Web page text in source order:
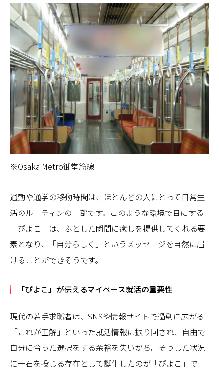
※Osaka Metro御堂筋線
通勤や通学の移動時間は、ほとんどの人にとって日常生
活のルーティンの一部です。このような環境で目にする
「ぴよこ」は、ふとした瞬間に癒しを提供してくれる要
素となり、「自分らしく」というメッセージを自然に届
けることができそうです。
「ぴよこ」が伝えるマイペース就活の重要性
現代の若手求職者は、SNSや情報サイトで過剰に広がる
「これが正解」といった就活情報に振り回され、自由で
自分に合った選択をする余裕を失いがち。そうした状況
に一石を投じる存在として誕生したのが「ぴよこ」で